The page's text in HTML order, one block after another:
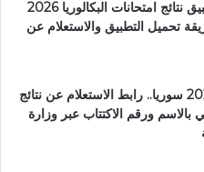
رابط تنزيل تطبيق نتائج امتحانات البكالوريا 2026
تحميل التطبيق والاستعلام عن
نتائج التاسع 2026 سوريا.. رابط الاستعلام عن نتائج
بالاسم ورقم الاكتتاب عبر وزارة